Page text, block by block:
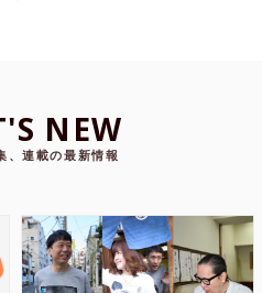
NEW
、連載の最新情報